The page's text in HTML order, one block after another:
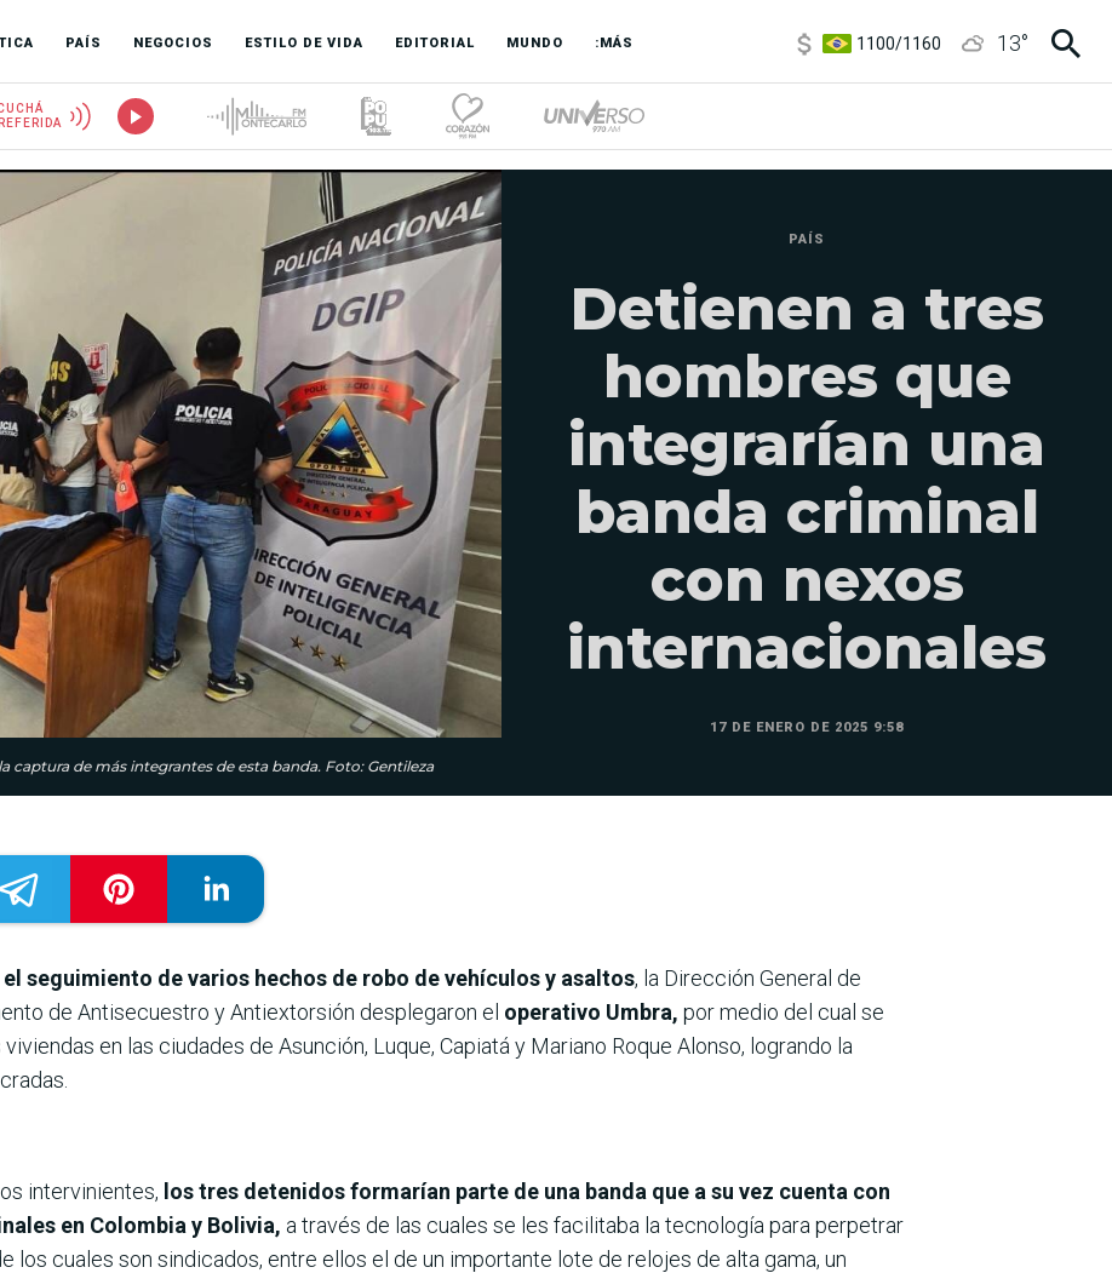
PAÍS NEGOCIOS ESTILO DE VIDA EDITORIAL MUNDO :MÁS
3,8/4
13°
captura de más integrantes de esta banda. Foto: Gentileza
PAÍS
Detienen a tres
hombres que
integrarían una
banda criminal
con nexos
internacionales
17 DE ENERO DE 2025 9:58
seguimiento de varios hechos de robo de vehículos y asaltos, la Dirección General de
de Antisecuestro y Antiextorsión desplegaron el operativo Umbra, por medio del cual se
en las ciudades de Asunción, Luque, Capiatá y Mariano Roque Alonso, logrando la
intervinientes, los tres detenidos formarían parte de una banda que a su vez cuenta con
en Colombia y Bolivia, a través de las cuales se les facilitaba la tecnología para perpetrar
los cuales son sindicados, entre ellos el de un importante lote de relojes de alta gama, un